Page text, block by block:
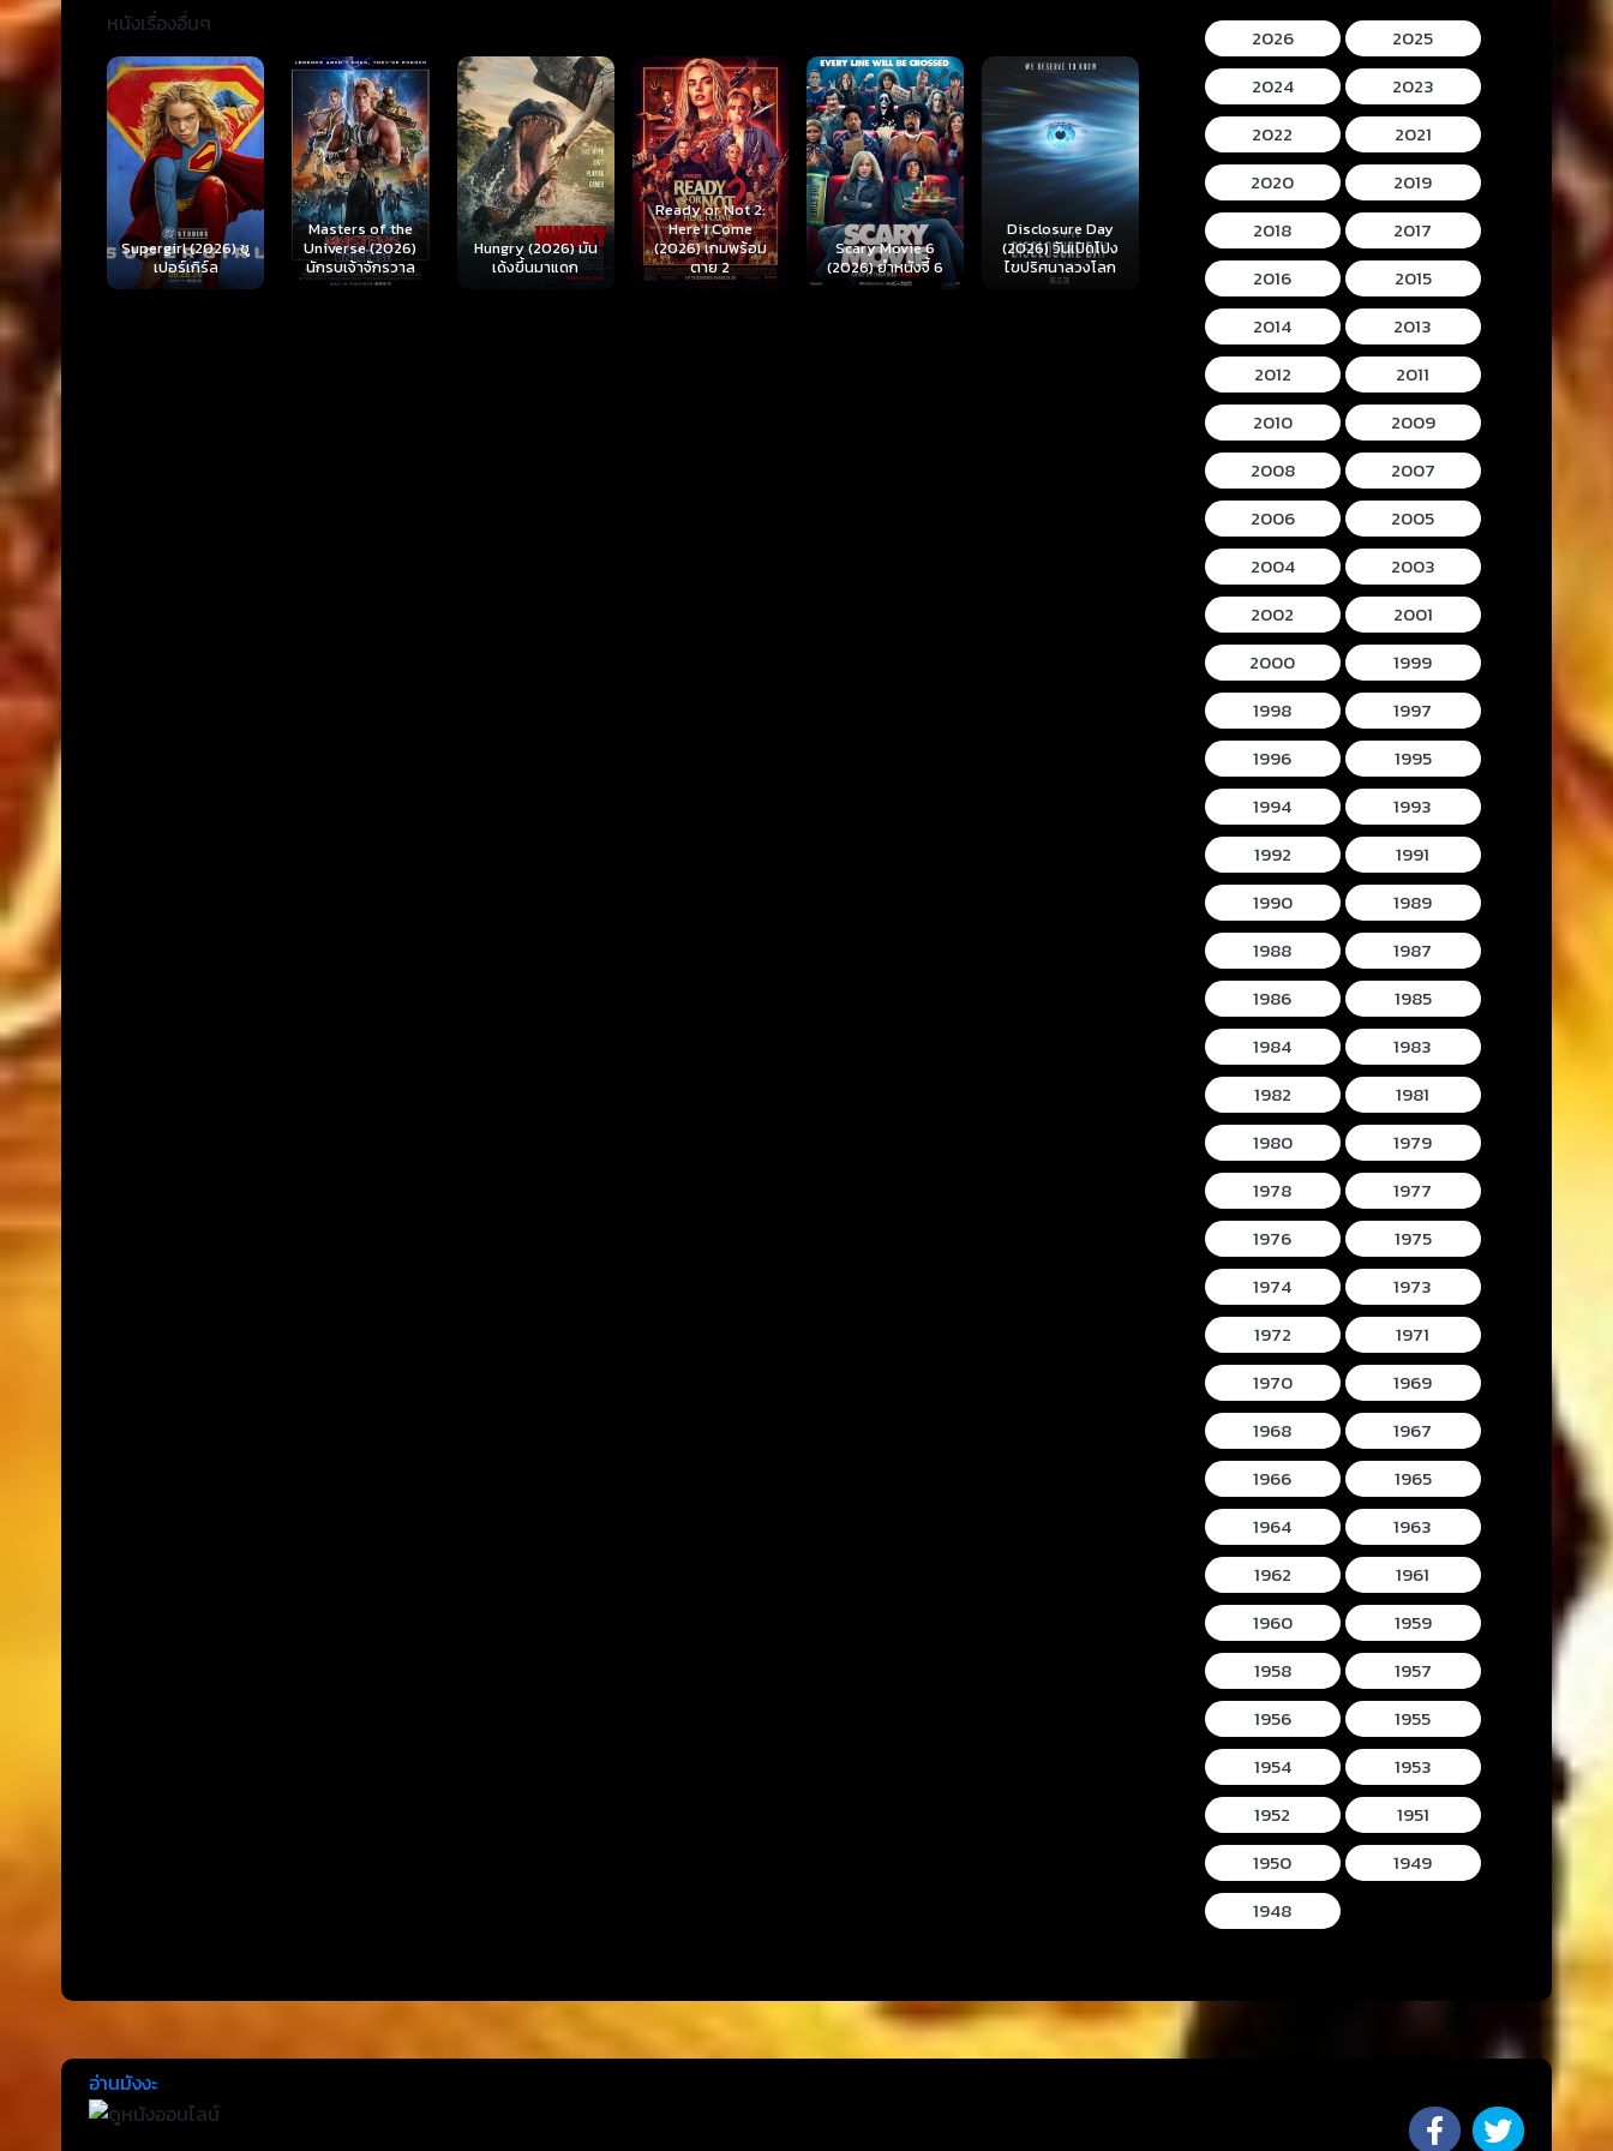
หนังเรื่องอื่นๆ
(2026) ซู
เกิร์ล
Masters of the
Universe (2026)
นักรบเจ้าจักรวาล
Hungry (2026) มัน
เด้งขึ้นมาแดก
Ready or Not 2:
Here I Come
(2026) เกมพร้อม
ตาย 2
Scary Movie 6
(2026) ยำหนังจี้ 6
Disclosure Day
(2026) วันเปิดโปง
ไขปริศนาลวงโลก
Backrooms (2026)
นรกห้องลับ
Hokum (2026) ห้อง
กุมวิญญาณ
Mortal Kombat II
(2026) มอร์ทัล คอม
แบท 2
Mummy
โครนิน เดอ
2026
2025
2024
2023
2022
2021
2020
2019
2018
2017
2016
2015
2014
2013
2012
2011
2010
2009
2008
2007
2006
2005
2004
2003
2002
2001
2000
1999
1998
1997
1996
1995
1994
1993
1992
1991
1990
1989
1988
1987
1986
1985
1984
1983
1982
1981
1980
1979
1978
1977
1976
1975
1974
1973
1972
1971
1970
1969
1968
1967
1966
1965
1964
1963
1962
1961
1960
1959
1958
1957
1956
1955
1954
1953
1952
1951
1950
1949
1948
อ่านมังงะ